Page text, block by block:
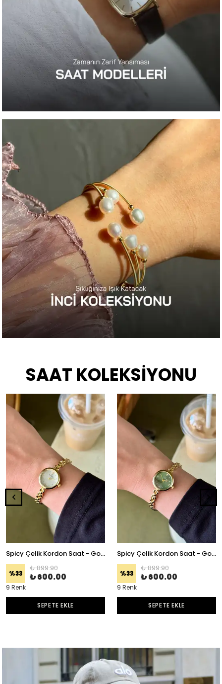
SAAT KOLEKSİYONU
Spicy Çelik Kordon Saat - Gold Beyaz
%33
₺ 899.90
₺ 600.00
9 Renk
SEPETE EKLE
Spicy Çelik Kordon Saat - Gold Yeşil
%33
₺ 899.90
₺ 600.00
9 Renk
SEPETE EKLE